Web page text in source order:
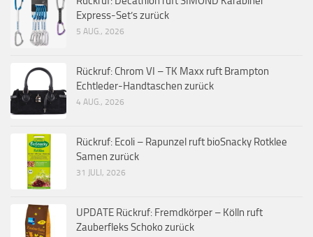
Express-Set’s zurück
5 AUG., 2026
Rückruf: Chrom VI – TK Maxx ruft Brampton
Echtleder-Handtaschen zurück
4 AUG., 2026
Rückruf: Ecoli – Rapunzel ruft bioSnacky Rotklee
Samen zurück
31 JULI, 2026
UPDATE Rückruf: Fremdkörper – Kölln ruft
Zauberfleks Schoko zurück